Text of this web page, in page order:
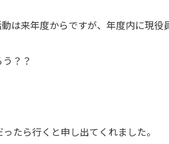
は来年度からですが、年度内に現役
？？
たら行くと申し出てくれました。